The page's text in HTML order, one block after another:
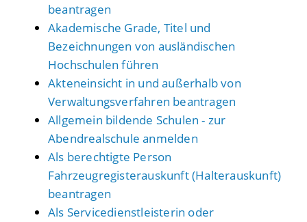
beantragen
Akademische Grade, Titel und
Bezeichnungen von ausländischen
Hochschulen führen
Akteneinsicht in und außerhalb von
Verwaltungsverfahren beantragen
Allgemein bildende Schulen - zur
Abendrealschule anmelden
Als berechtigte Person
Fahrzeugregisterauskunft (Halterauskunft)
beantragen
Als Servicedienstleisterin oder